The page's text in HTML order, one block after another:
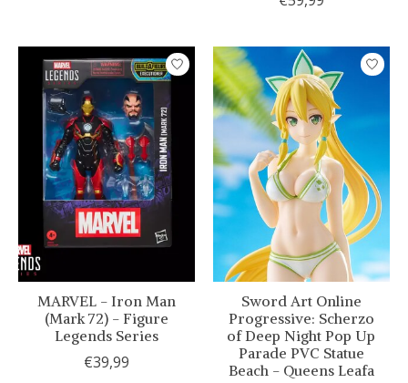
MARVEL - Iron Man
(Mark 72) - Figure
Legends Series
€39,99
Sword Art Online
Progressive: Scherzo
of Deep Night Pop Up
Parade PVC Statue
Beach - Queens Leafa